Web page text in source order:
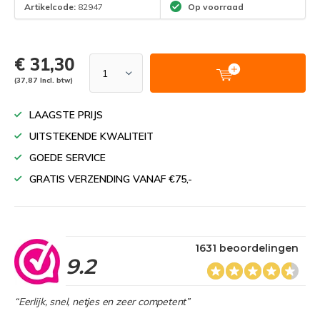
Artikelcode: 82947 Op voorraad
€ 31,30
(37,87 Incl. btw)
LAAGSTE PRIJS
UITSTEKENDE KWALITEIT
GOEDE SERVICE
GRATIS VERZENDING VANAF €75,-
9.2
1631 beoordelingen
“Eerlijk, snel, netjes en zeer competent”